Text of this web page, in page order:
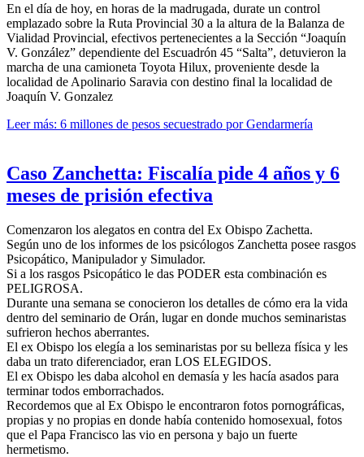
En el día de hoy, en horas de la madrugada, durate un control
emplazado sobre la Ruta Provincial 30 a la altura de la Balanza de
Vialidad Provincial, efectivos pertenecientes a la Sección “Joaquín
V. González” dependiente del Escuadrón 45 “Salta”, detuvieron la
marcha de una camioneta Toyota Hilux, proveniente desde la
localidad de Apolinario Saravia con destino final la localidad de
Joaquín V. Gonzalez
Leer más: 6 millones de pesos secuestrado por Gendarmería
Caso Zanchetta: Fiscalía pide 4 años y 6
meses de prisión efectiva
Comenzaron los alegatos en contra del Ex Obispo Zachetta.
Según uno de los informes de los psicólogos Zanchetta posee rasgos
Psicopático, Manipulador y Simulador.
Si a los rasgos Psicopático le das PODER esta combinación es
PELIGROSA.
Durante una semana se conocieron los detalles de cómo era la vida
dentro del seminario de Orán, lugar en donde muchos seminaristas
sufrieron hechos aberrantes.
El ex Obispo los elegía a los seminaristas por su belleza física y les
daba un trato diferenciador, eran LOS ELEGIDOS.
El ex Obispo les daba alcohol en demasía y les hacía asados para
terminar todos emborrachados.
Recordemos que al Ex Obispo le encontraron fotos pornográficas,
propias y no propias en donde había contenido homosexual, fotos
que el Papa Francisco las vio en persona y bajo un fuerte
hermetismo.